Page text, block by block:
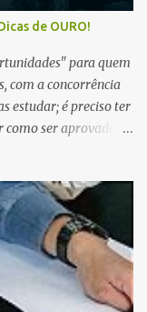
de OURO!
para quem
com a concorrência
estudar; é preciso ter
ser aprovado
ler o edital. A dica
os tópicos e
Isso evita que
e garante que você
chave para o seu
Pomodoro